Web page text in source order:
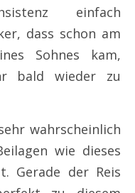
einfach
dass schon am
Sohnes kam,
bald wieder zu
wahrscheinlich
wie dieses
Gerade der Reis